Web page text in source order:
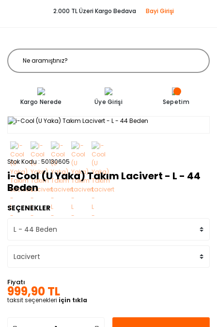
2.000 TL Üzeri Kargo Bedava Bayi Girişi
Kargo Nerede Üye Girişi Sepetim
Stok Kodu 50130605
i-Cool (U Yaka) Takım Lacivert - L - 44
Beden
SEÇENEKLER
Fiyatı
999,90 TL
taksit seçenekleri için tıkla